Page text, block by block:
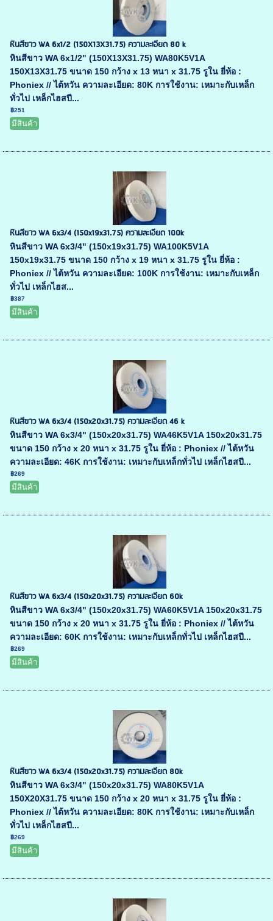
หินสีขาว WA 6x1/2 (150X13X31.75) ความละเอียด 80 k
หินสีขาว WA 6x1/2" (150X13X31.75) WA80K5V1A
150X13X31.75 ขนาด 150 กว้าง x 13 หนา x 31.75 รูใน ยี่ห้อ :
Phoniex // ไต้หวัน ความละเอียด: 80K การใช้งาน: เหมาะกับเหล็ก
ทั่วไป เหล็กไฮสปี...
฿251
มีสินค้า
หินสีขาว WA 6x3/4 (150x19x31.75) ความละเอียด 100k
หินสีขาว WA 6x3/4" (150x19x31.75) WA100K5V1A
150x19x31.75 ขนาด 150 กว้าง x 19 หนา x 31.75 รูใน ยี่ห้อ :
Phoniex // ไต้หวัน ความละเอียด: 100K การใช้งาน: เหมาะกับเหล็ก
ทั่วไป เหล็กไฮส...
฿387
มีสินค้า
หินสีขาว WA 6x3/4 (150x20x31.75) ความละเอียด 46 k
หินสีขาว WA 6x3/4" (150x20x31.75) WA46K5V1A 150x20x31.75
ขนาด 150 กว้าง x 20 หนา x 31.75 รูใน ยี่ห้อ : Phoniex // ไต้หวัน
ความละเอียด: 46K การใช้งาน: เหมาะกับเหล็กทั่วไป เหล็กไฮสปี...
฿269
มีสินค้า
หินสีขาว WA 6x3/4 (150x20x31.75) ความละเอียด 60k
หินสีขาว WA 6x3/4" (150x20x31.75) WA60K5V1A 150x20x31.75
ขนาด 150 กว้าง x 20 หนา x 31.75 รูใน ยี่ห้อ : Phoniex // ไต้หวัน
ความละเอียด: 60K การใช้งาน: เหมาะกับเหล็กทั่วไป เหล็กไฮสปี...
฿269
มีสินค้า
หินสีขาว WA 6x3/4 (150x20x31.75) ความละเอียด 80k
หินสีขาว WA 6x3/4" (150x20x31.75) WA80K5V1A
150X20X31.75 ขนาด 150 กว้าง x 20 หนา x 31.75 รูใน ยี่ห้อ :
Phoniex // ไต้หวัน ความละเอียด: 80K การใช้งาน: เหมาะกับเหล็ก
ทั่วไป เหล็กไฮสปี...
฿269
มีสินค้า